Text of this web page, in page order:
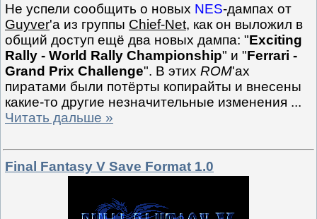
Не успели сообщить о новых NES-дампах от
Guyver'а из группы Chief-Net, как он выложил в
общий доступ ещё два новых дампа: "Exciting
Rally - World Rally Championship" и "Ferrari -
Grand Prix Challenge". В этих ROM'ах
пиратами были потёрты копирайты и внесены
какие-то другие незначительные изменения ...
Читать дальше »
Final Fantasy V Save Format 1.0